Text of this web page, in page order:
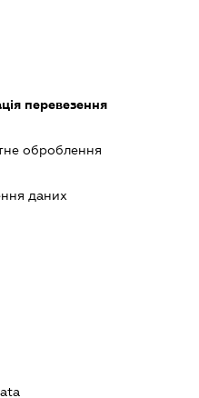
перевезення
оброблення
даних